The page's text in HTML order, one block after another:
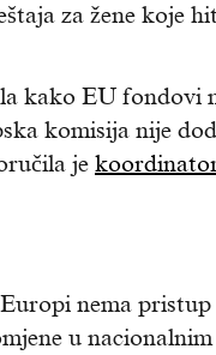
za žene koje
kako EU fondovi
komisija nije
je
nema
u